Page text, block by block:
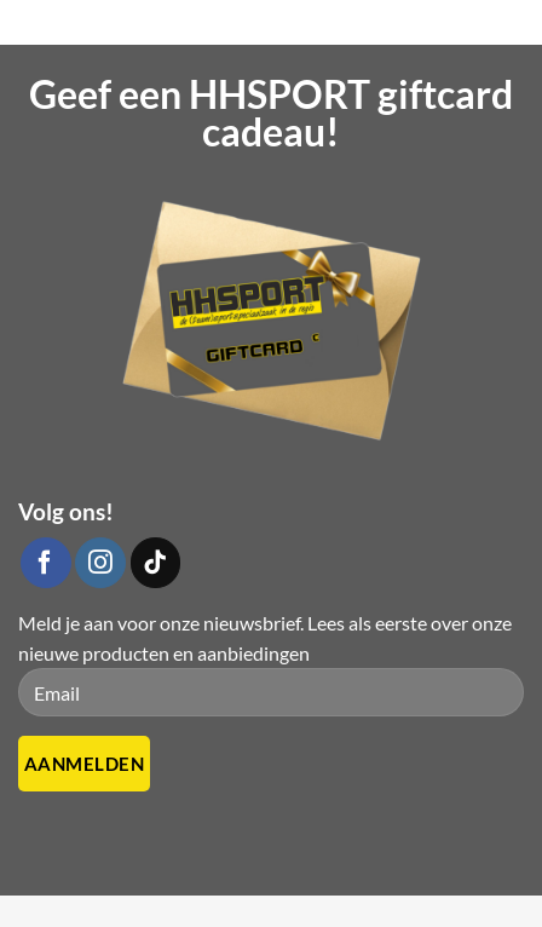
meerdere
variaties.
Deze
worden
op
de
productpagina
Geef een HHSPORT giftcard
cadeau!
Volg ons!
Meld je aan voor onze nieuwsbrief. Lees als eerste over onze
nieuwe producten en aanbiedingen
Please leave this field empty.
Please leave this field empty.